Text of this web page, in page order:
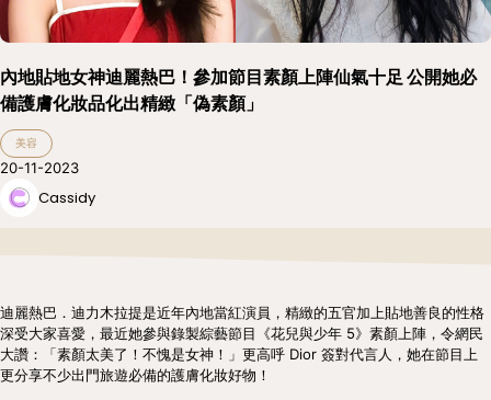
內地貼地女神迪麗熱巴！參加節目素顏上陣仙氣十足 公開她必
備護膚化妝品化出精緻「偽素顏」
美容
20-11-2023
Cassidy
迪麗熱巴．迪力木拉提是近年內地當紅演員，精緻的五官加上貼地善良的性格
深受大家喜愛，最近她參與錄製綜藝節目《花兒與少年 5》素顏上陣，令網民
大讚：「素顏太美了！不愧是女神！」更高呼 Dior 簽對代言人，她在節目上
更分享不少出門旅遊必備的護膚化妝好物！